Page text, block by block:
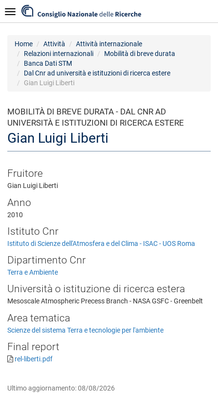
al
contenuto
Navigazione
Home Attività
Attività internazionale
Relazioni internazionali
Mobilità di breve durata
Banca Dati STM
Dal Cnr ad università e istituzioni di ricerca estere
Gian Luigi Liberti
MOBILITÀ DI BREVE DURATA - DAL CNR AD
UNIVERSITÀ E ISTITUZIONI DI RICERCA ESTERE
Gian Luigi Liberti
Fruitore
Gian Luigi Liberti
Anno
2010
Istituto Cnr
Istituto di Scienze dell'Atmosfera e del Clima - ISAC - UOS Roma
Dipartimento Cnr
Terra e Ambiente
Università o istituzione di ricerca estera
Mesoscale Atmospheric Precess Branch - NASA GSFC - Greenbelt
Area tematica
Scienze del sistema Terra e tecnologie per l'ambiente
Final report
rel-liberti.pdf
Ultimo aggiornamento: 08/08/2026